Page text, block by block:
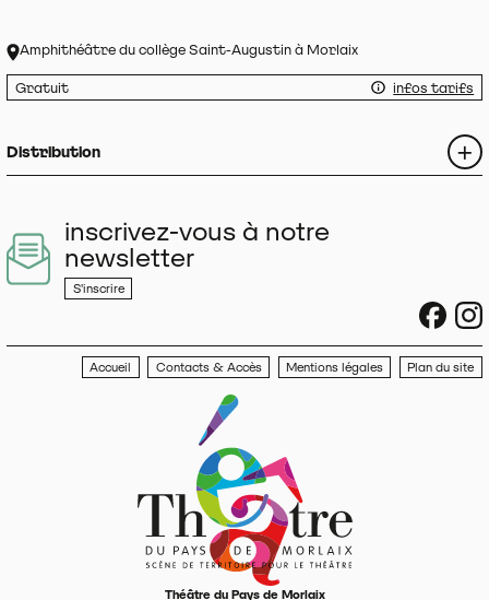
Amphithéâtre du collège Saint-Augustin à Morlaix
Gratuit infos tarifs
Distribution
inscrivez-vous à notre
newsletter
S'inscrire
Accueil Contacts & Accès Mentions légales Plan du site
Théâtre du Pays de Morlaix